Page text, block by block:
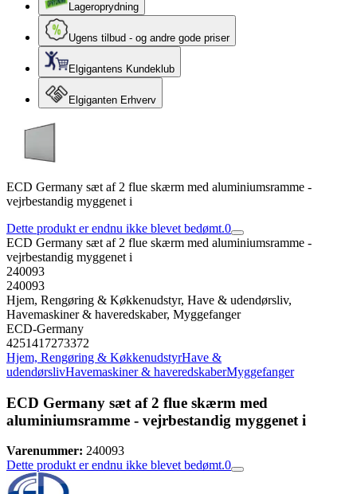
Lageroprydning
Ugens tilbud - og andre gode priser
Elgigantens Kundeklub
Elgiganten Erhverv
ECD Germany sæt af 2 flue skærm med aluminiumsramme -
vejrbestandig myggenet i
Dette produkt er endnu ikke blevet bedømt.0
ECD Germany sæt af 2 flue skærm med aluminiumsramme -
vejrbestandig myggenet i
240093
240093
Hjem, Rengøring & Køkkenudstyr, Have & udendørsliv,
Havemaskiner & haveredskaber, Myggefanger
ECD-Germany
4251417273372
Hjem, Rengøring & KøkkenudstyrHave &
udendørslivHavemaskiner & haveredskaberMyggefanger
ECD Germany sæt af 2 flue skærm med
aluminiumsramme - vejrbestandig myggenet i
Varenummer: 240093
Dette produkt er endnu ikke blevet bedømt.0